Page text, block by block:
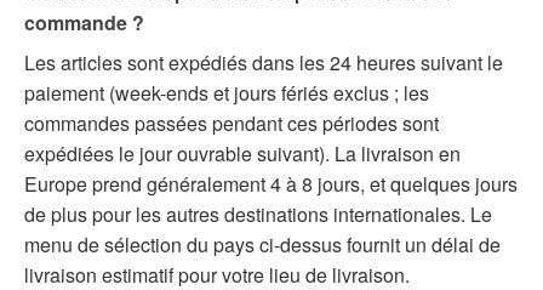
commande ?
Les articles sont expédiés dans les 24 heures suivant le
paiement (week-ends et jours fériés exclus ; les
commandes passées pendant ces périodes sont
expédiées le jour ouvrable suivant). La livraison en
Europe prend généralement 4 à 8 jours, et quelques jours
de plus pour les autres destinations internationales. Le
menu de sélection du pays ci-dessus fournit un délai de
livraison estimatif pour votre lieu de livraison.